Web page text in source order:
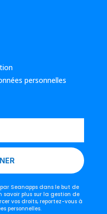
personnelles
Seanapps dans le but de
savoir plus sur la gestion de
vos droits, reportez-vous à
personnelles.